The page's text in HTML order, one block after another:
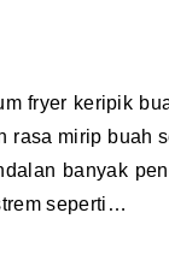
rasa mirip buah
banyak
seperti…